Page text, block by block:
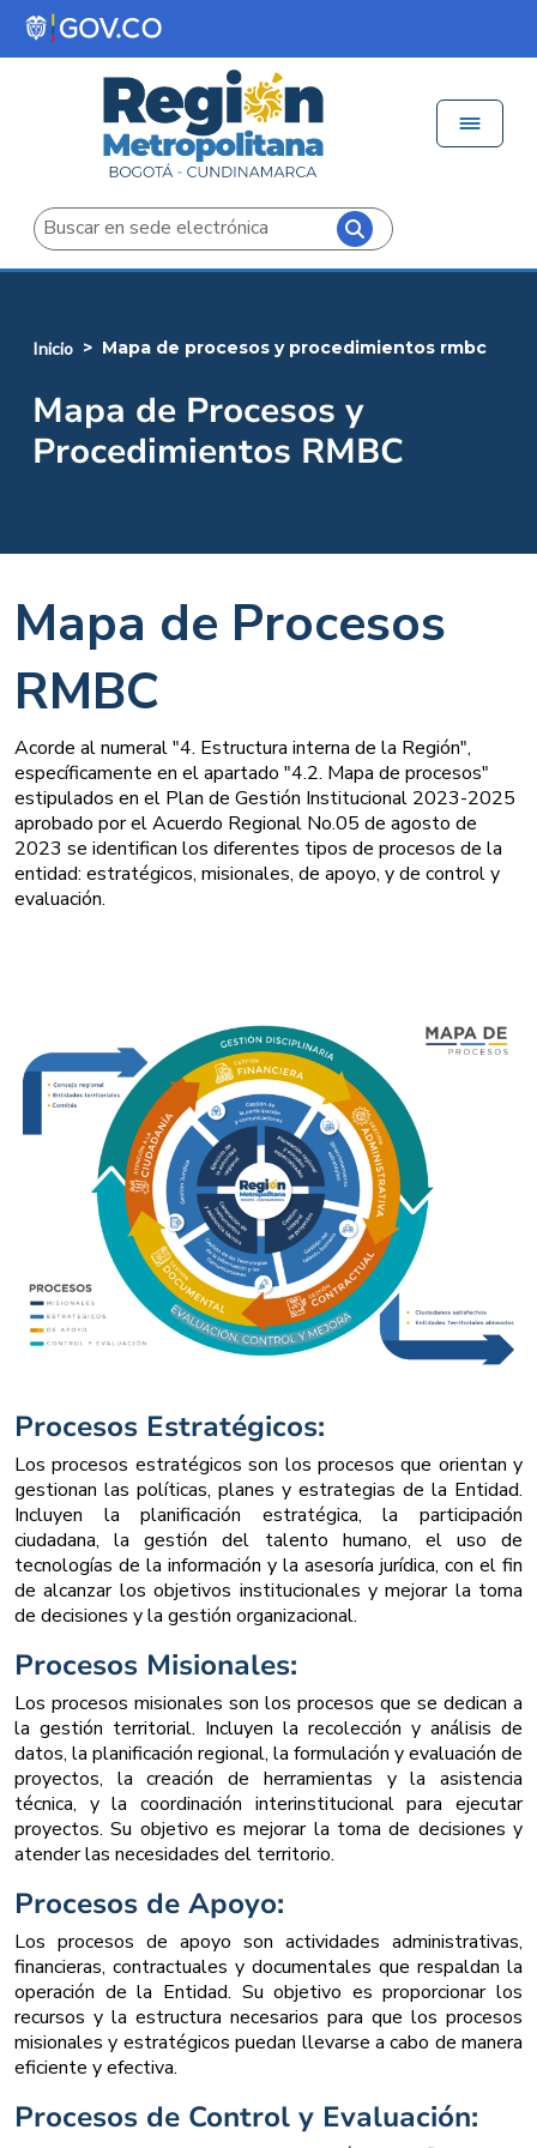
Pasar al contenido principal
Buscar
inicio mapa de procesos y procedimientos rmbc
Mapa de Procesos y
Procedimientos RMBC
Mapa de Procesos
RMBC
Acorde al numeral "4. Estructura interna de la Región",
específicamente en el apartado "4.2. Mapa de procesos"
estipulados en el Plan de Gestión Institucional 2023-2025
aprobado por el Acuerdo Regional No.05 de agosto de
2023 se identifican los diferentes tipos de procesos de la
entidad: estratégicos, misionales, de apoyo, y de control y
evaluación.
Procesos Estratégicos:
Los procesos estratégicos son los procesos que orientan y
gestionan las políticas, planes y estrategias de la Entidad.
Incluyen la planificación estratégica, la participación
ciudadana, la gestión del talento humano, el uso de
tecnologías de la información y la asesoría jurídica, con el fin
de alcanzar los objetivos institucionales y mejorar la toma
de decisiones y la gestión organizacional.
Procesos Misionales:
Los procesos misionales son los procesos que se dedican a
la gestión territorial. Incluyen la recolección y análisis de
datos, la planificación regional, la formulación y evaluación de
proyectos, la creación de herramientas y la asistencia
técnica, y la coordinación interinstitucional para ejecutar
proyectos. Su objetivo es mejorar la toma de decisiones y
atender las necesidades del territorio.
Procesos de Apoyo:
Los procesos de apoyo son actividades administrativas,
financieras, contractuales y documentales que respaldan la
operación de la Entidad. Su objetivo es proporcionar los
recursos y la estructura necesarios para que los procesos
misionales y estratégicos puedan llevarse a cabo de manera
eficiente y efectiva.
Procesos de Control y Evaluación: